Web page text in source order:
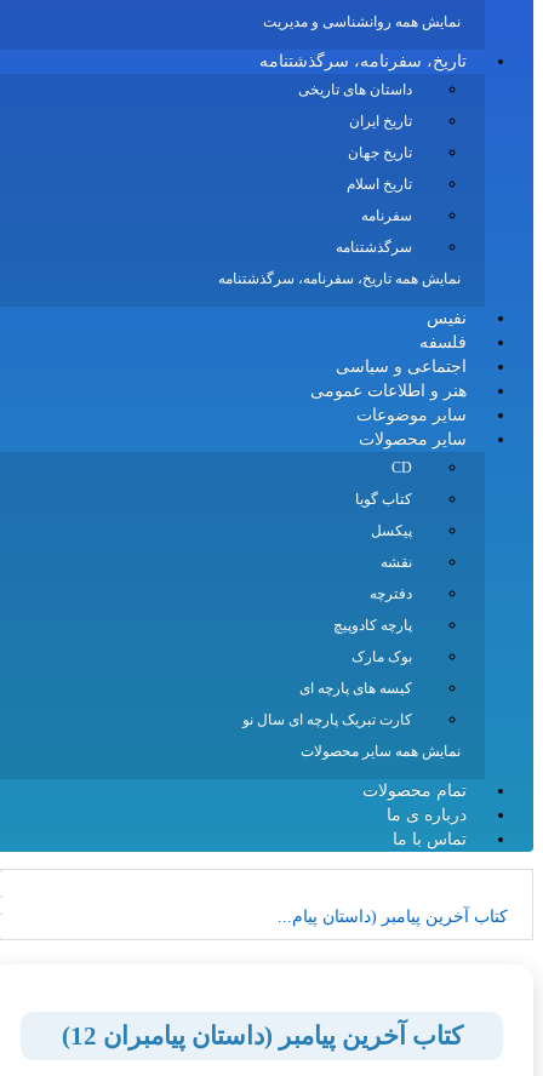
نمایش همه روانشناسی و مدیریت
تاریخ، سفرنامه، سرگذشتنامه
داستان های تاریخی
تاریخ ایران
تاریخ جهان
تاریخ اسلام
سفرنامه
سرگذشتنامه
نمایش همه تاریخ، سفرنامه، سرگذشتنامه
نفیس
فلسفه
اجتماعی و سیاسی
هنر و اطلاعات عمومی
سایر موضوعات
سایر محصولات
CD
کتاب گویا
پیکسل
نقشه
دفترچه
پارچه کادوپیچ
بوک مارک
کیسه های پارچه ای
کارت تبریک پارچه ای سال نو
نمایش همه سایر محصولات
تمام محصولات
درباره ی ما
تماس با ما
آخرین پیامبر (داستان پیام...
کتاب آخرین پیامبر (داستان پیامبران 12)